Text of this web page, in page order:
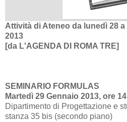
Attività di Ateneo da lunedì 28
2013
[da L'AGENDA DI ROMA TRE]
SEMINARIO FORMULAS
Martedì 29 Gennaio 2013, ore 14
Dipartimento di Progettazione e
stanza 35 bis (secondo piano)